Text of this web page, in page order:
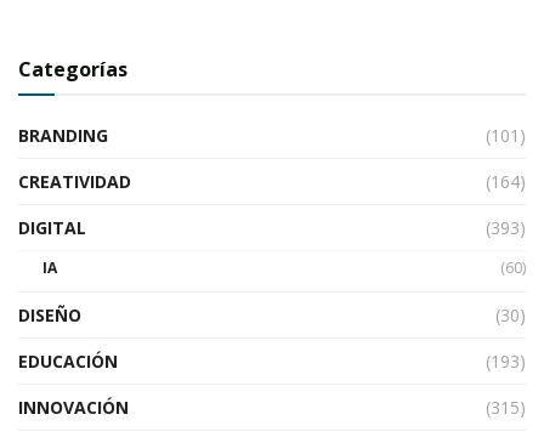
Categorías
BRANDING
(101)
CREATIVIDAD
(164)
DIGITAL
(393)
IA (60)
DISEÑO
(30)
EDUCACIÓN
(193)
INNOVACIÓN
(315)